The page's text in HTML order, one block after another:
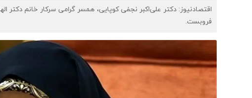
اقتصادنیوز: دکتر علی‌اکبر نجفی کوپایی، همسر گرامی سرکار خانم دکتر
فروبست.